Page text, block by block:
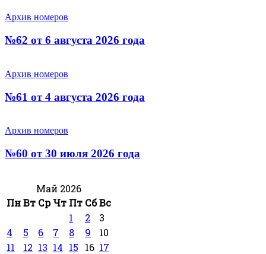
Архив номеров
№62 от 6 августа 2026 года
Архив номеров
№61 от 4 августа 2026 года
Архив номеров
№60 от 30 июля 2026 года
Май 2026
ПнВт Ср Чт Пт СбВс
1
2
3
4
5 6 7 8 9
10
11
12 13 14 15 16 17